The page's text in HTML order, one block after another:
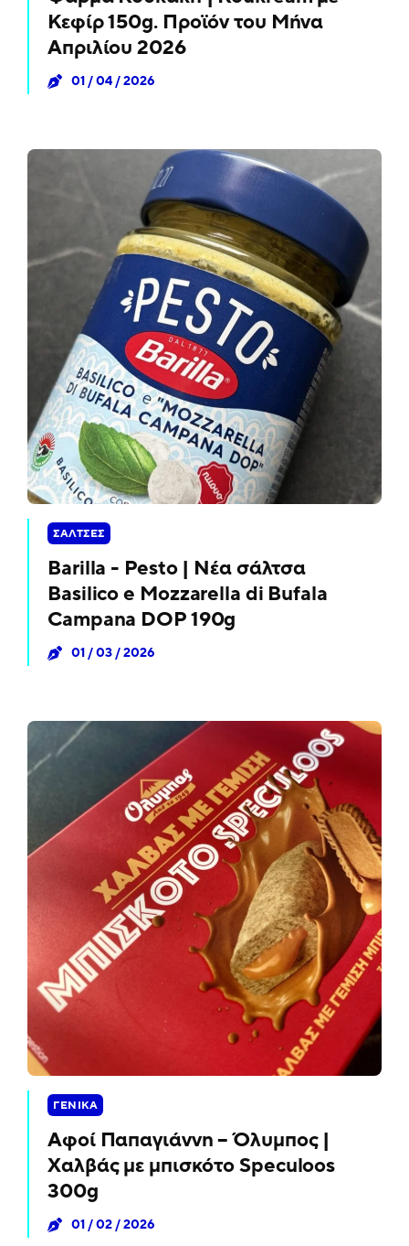
Κεφίρ 150g. Προϊόν του Μήνα
Απριλίου 2026
01 / 04 / 2026
ΣΆΛΤΣΕΣ
Barilla - Pesto | Νέα σάλτσα
Basilico e Mozzarella di Bufala
Campana DOP 190g
01 / 03 / 2026
ΓΕΝΙΚΆ
Αφοί Παπαγιάννη – Όλυμπος |
Χαλβάς με μπισκότο Speculoos
300g
01 / 02 / 2026